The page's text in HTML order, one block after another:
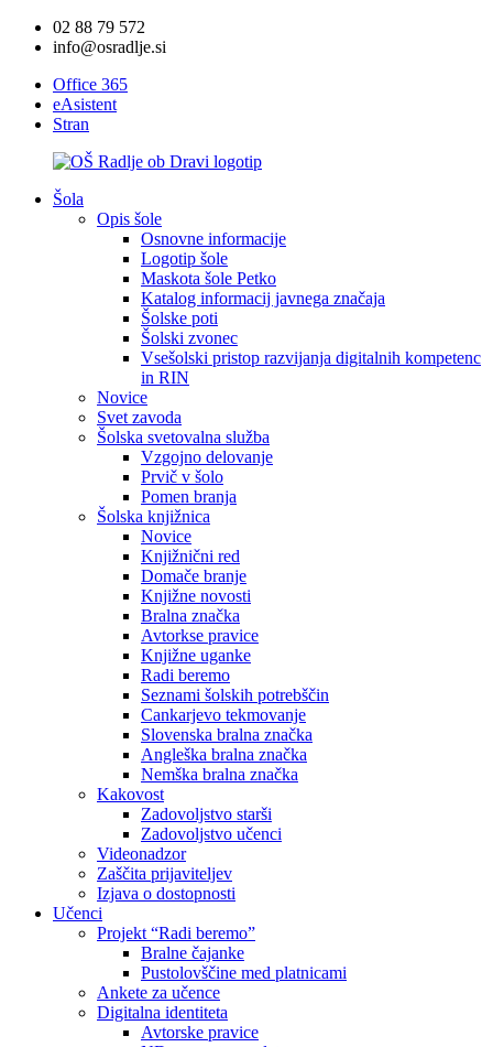
02 88 79 572
info@osradlje.si
Office 365
eAsistent
Stran
Šola
Opis šole
Osnovne informacije
Logotip šole
Maskota šole Petko
Katalog informacij javnega značaja
Šolske poti
Šolski zvonec
Vsešolski pristop razvijanja digitalnih kompetenc
in RIN
Novice
Svet zavoda
Šolska svetovalna služba
Vzgojno delovanje
Prvič v šolo
Pomen branja
Šolska knjižnica
Novice
Knjižnični red
Domače branje
Knjižne novosti
Bralna značka
Avtorkse pravice
Knjižne uganke
Radi beremo
Seznami šolskih potrebščin
Cankarjevo tekmovanje
Slovenska bralna značka
Angleška bralna značka
Nemška bralna značka
Kakovost
Zadovoljstvo starši
Zadovoljstvo učenci
Videonadzor
Zaščita prijaviteljev
Izjava o dostopnosti
Učenci
Projekt “Radi beremo”
Bralne čajanke
Pustolovščine med platnicami
Ankete za učence
Digitalna identiteta
Avtorske pravice